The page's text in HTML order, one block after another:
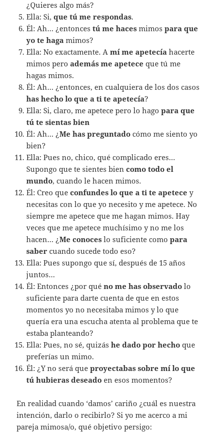
¿Quieres algo más?
Ella: Si,que tú me respondas.
Él: Ah… ¿entoncestú me haces mimospara que
yo te haga mimos?
Ella: No exactamente. Amí me apetecía hacerte
mimos peroademás me apetece que tú me
hagas mimos.
Él: Ah… ¿entonces, en cualquiera de los dos casos
has hecho lo que a ti te apetecía?
Ella: Si, claro, me apetece pero lo hagopara que
tú te sientas bien
Él: Ah… ¿Me has preguntado cómo me siento yo
bien?
Ella: Pues no, chico, qué complicado eres…
Supongo que te sientes biencomo todo el
mundo, cuando le hacen mimos.
Él: Creo queconfundes lo que a ti te apetece y
necesitas con lo que yo necesito y me apetece. No
siempre me apetece que me hagan mimos. Hay
veces que me apetece muchísimo y no me los
hacen… ¿Me conoces lo suficiente comopara
saber cuando sucede todo eso?
Ella: Pues supongo que sí, después de 15 años
juntos…
Él: Entonces ¿por quéno me has observado lo
suficiente para darte cuenta de que en estos
momentos yo no necesitaba mimos y lo que
quería era una escucha atenta al problema que te
estaba planteando?
Ella: Pues, no sé, quizáshe dado por hecho que
preferías un mimo.
Él: ¿Y no será queproyectabas sobre mí lo que
tú hubieras deseado en esos momentos?
En realidad cuando ‘damos’ cariño ¿cuál es nuestra
intención, darlo o recibirlo? Si yo me acerco a mi
pareja mimosa/o, qué objetivo persigo: